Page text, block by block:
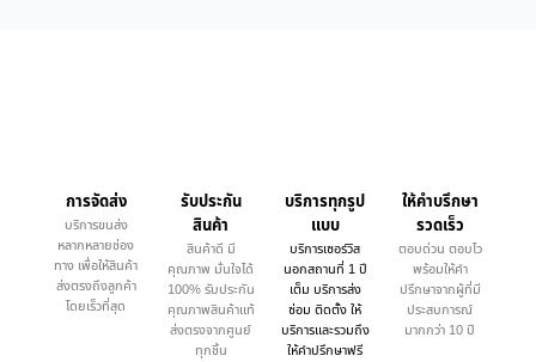
การจัดส่ง
บริการขนส่ง
หลากหลายช่อง
ทาง เพื่อให้สินค้า
ส่งตรงถึงลูกค้า
โดยเร็วที่สุด
รับประกัน
สินค้า
สินค้าดี มี
คุณภาพ มั่นใจได้
100% รับประกัน
คุณภาพสินค้าแท้
ส่งตรงจากศูนย์
ทุกชิ้น
บริการทุกรูป
แบบ
บริการเซอร์วิส
นอกสถานที่ 1 ปี
เต็ม บริการส่ง
ซ่อม ติดตั้ง ให้
บริการและรวมถึง
ให้คำปรึกษาฟรี
ให้คำบรึกษา
รวดเร็ว
ตอบด่วน ตอบไว
พร้อมให้คำ
ปรึกษาจากผู้ที่มี
ประสบการณ์
มากกว่า 10 ปี